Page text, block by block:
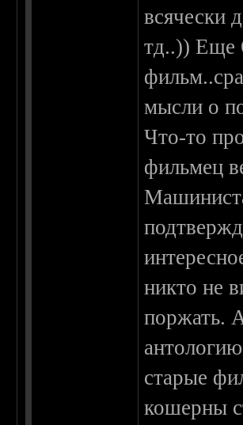
всячески
тд..)) Еще
мысли о
Что-то
фильмец
никто не
поржать.
старые
кошерны